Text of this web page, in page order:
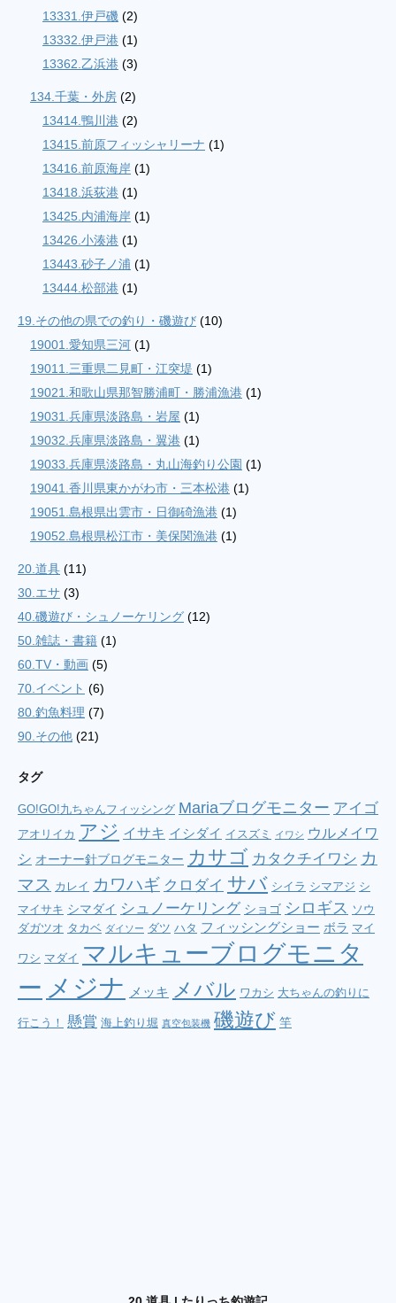
13331.伊戸磯 (2)
13332.伊戸港 (1)
13362.乙浜港 (3)
134.千葉・外房 (2)
13414.鴨川港 (2)
13415.前原フィッシャリーナ (1)
13416.前原海岸 (1)
13418.浜荻港 (1)
13425.内浦海岸 (1)
13426.小湊港 (1)
13443.砂子ノ浦 (1)
13444.松部港 (1)
19.その他の県での釣り・磯遊び (10)
19001.愛知県三河 (1)
19011.三重県二見町・江突堤 (1)
19021.和歌山県那智勝浦町・勝浦漁港 (1)
19031.兵庫県淡路島・岩屋 (1)
19032.兵庫県淡路島・翼港 (1)
19033.兵庫県淡路島・丸山海釣り公園 (1)
19041.香川県東かがわ市・三本松港 (1)
19051.島根県出雲市・日御碕漁港 (1)
19052.島根県松江市・美保関漁港 (1)
20.道具 (11)
30.エサ (3)
40.磯遊び・シュノーケリング (12)
50.雑誌・書籍 (1)
60.TV・動画 (5)
70.イベント (6)
80.釣魚料理 (7)
90.その他 (21)
タグ
GO!GO!九ちゃんフィッシング Mariaブログモニター アイゴ
アオリイカ アジ イサキ イシダイ イスズミ イワシ ウルメイワ
シ オーナー針ブログモニター カサゴ カタクチイワシ カ
マス カレイ カワハギ クロダイ サバ シイラ シマアジ シ
マイサキ シマダイ シュノーケリング ショゴ シロギス ソウ
ダガツオ タカベ ダイソー ダツ ハタ フィッシングショー ボラ マイ
ワシ マダイ マルキューブログモニタ
ー メジナ メッキ メバル ワカシ 大ちゃんの釣りに
行こう！ 懸賞 海上釣り堀 真空包装機 磯遊び 竿